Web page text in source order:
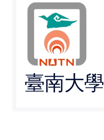
最新消息
媒體文章
下載專區
聯絡我們
臺南大學